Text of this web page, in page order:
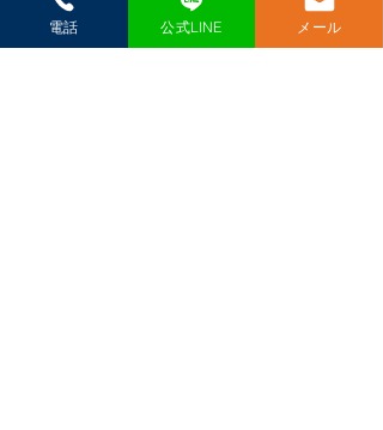
電話 公式LINE メール